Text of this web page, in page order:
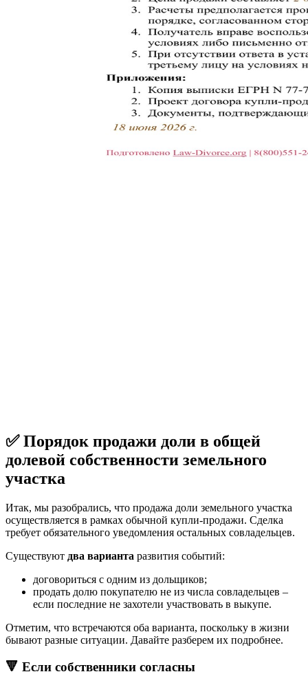
✅ Порядок продажи доли в общей
долевой собственности земельного
участка
Итак, мы разобрались, что продажа доли земельного участка
осуществляется в рамках обычной купли-продажи. Сделка
требует обязательного уведомления остальных совладельцев.
Существуют два варианта развития событий:
договориться с одним из дольщиков;
продать долю покупателю не из числа совладельцев –
если последние не захотели участвовать в выкупе.
Отметим, что встречаются оба варианта, поскольку в жизни
бывают разные ситуации. Давайте разберем их подробнее.
🔻 Если собственники согласны